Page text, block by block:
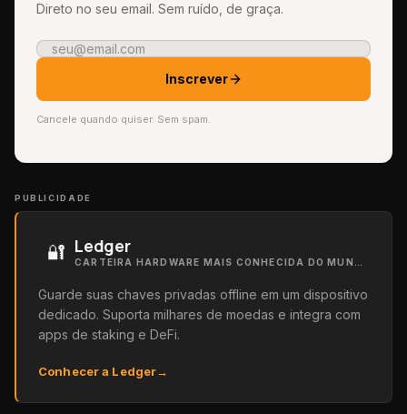
Direto no seu email. Sem ruído, de graça.
Inscrever
Cancele quando quiser. Sem spam.
PUBLICIDADE
🔐 Ledger
Guarde suas chaves privadas offline em um dispositivo
dedicado. Suporta milhares de moedas e integra com
apps de staking e DeFi.
Conhecer a Ledger→